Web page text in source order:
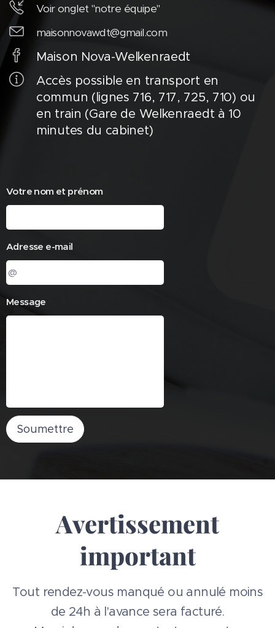
Voir onglet "notre équipe"
maisonnovawdt@gmail.com
Maison Nova-Welkenraedt
Accès possible en transport en
commun (lignes 716, 717, 725, 710) ou
en train (Gare de Welkenraedt à 10
minutes du cabinet)
Votre nom et prénom
Adresse e-mail
Message
Soumettre
Avertissement
important
Tout rendez-vous manqué ou annulé moins
de 24h à l'avance sera facturé.